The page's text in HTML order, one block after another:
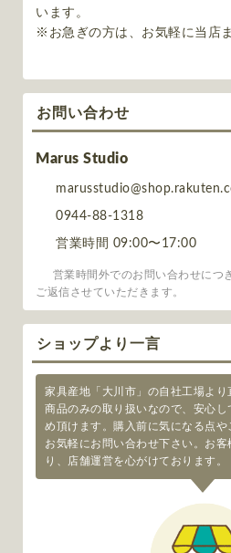
います。
※お急ぎの方は、お気軽に当店
お問い合わせ
Marus Studio
0944-88-1318
営業時間 09:00〜17:00
営業時間外でのお問い合わせにつ
ご返信させていただきます。
ショップより一言
家具産地「大川市」の自社工場よ
商品のみの取り扱いなので、安心
め頂けます。購入前に気になる点や
お気軽にお問い合わせ下さい。お
り、店舗運営を心がけております。